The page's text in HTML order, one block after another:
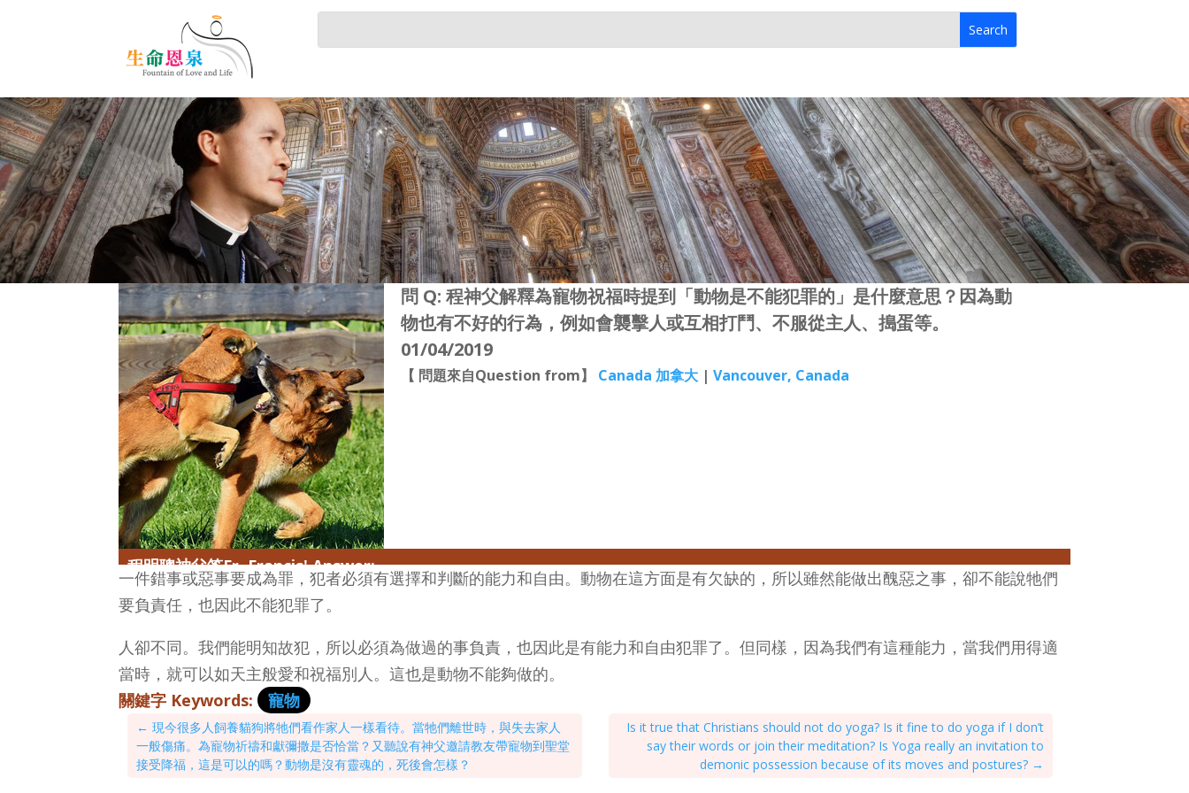
問 Q: 程神父解釋為寵物祝福時提到「動物是不能犯罪的」是什麼意思？因為動
物也有不好的行為，例如會襲擊人或互相打鬥、不服從主人、搗蛋等。
01/04/2019
【 問題來自Question from】 Canada 加拿大 |Vancouver, Canada
程明聰神父答Fr. Francis' Answer:
一件錯事或惡事要成為罪，犯者必須有選擇和判斷的能力和自由。動物在這方面是有欠缺的，所以雖然能做出醜惡之事，卻不能說牠們
要負責任，也因此不能犯罪了。
人卻不同。我們能明知故犯，所以必須為做過的事負責，也因此是有能力和自由犯罪了。但同樣，因為我們有這種能力，當我們用得適
當時，就可以如天主般愛和祝福別人。這也是動物不能夠做的。
關鍵字 Keywords: 寵物
←現今很多人飼養貓狗將牠們看作家人一樣看待。當牠們離世時，與失去家人
一般傷痛。為寵物祈禱和獻彌撒是否恰當？又聽說有神父邀請教友帶寵物到聖堂
接受降福，這是可以的嗎？動物是沒有靈魂的，死後會怎樣？
Is it true that Christians should not do yoga? Is it fine to do yoga if I don’t
say their words or join their meditation? Is Yoga really an invitation to
demonic possession because of its moves and postures?→